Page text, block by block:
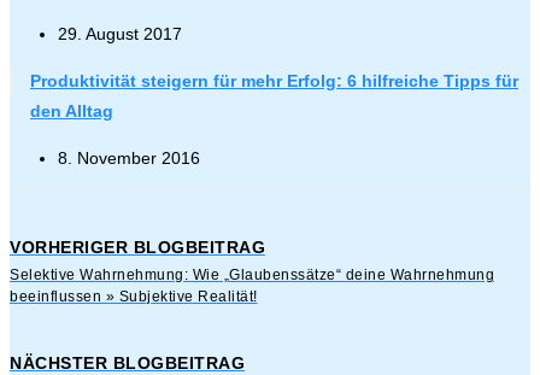
29. August 2017
Produktivität steigern für mehr Erfolg: 6 hilfreiche Tipps für
den Alltag
8. November 2016
VORHERIGER BLOGBEITRAG
Selektive Wahrnehmung: Wie „Glaubenssätze“ deine Wahrnehmung
beeinflussen » Subjektive Realität!
NÄCHSTER BLOGBEITRAG